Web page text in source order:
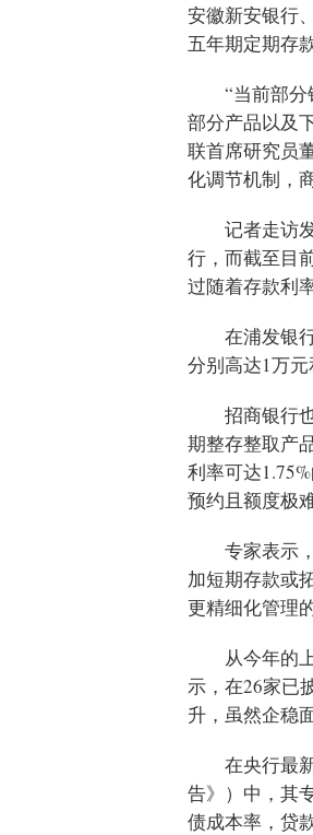
安徽新安银行
五年期定期存
“当前部
部分产品以及
联首席研究员
化调节机制，
记者走访
行，而截至目
过随着存款利
在浦发银
分别高达1万元
招商银行
期整存整取产
利率可达
预约且额度极
专家表示
加短期存款或
更精细化管理
从今年的
示，在26家已
升，虽然企稳
在央行最
告》）中，其
债成本率，贷